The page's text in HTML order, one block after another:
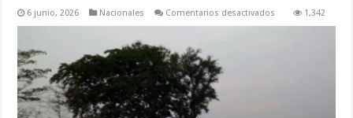
6 junio, 2026 Nacionales Comentarios desactivados 1,342